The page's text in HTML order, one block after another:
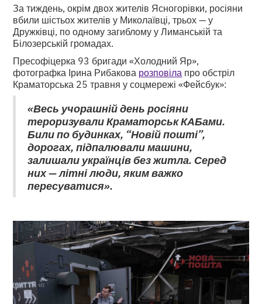
За тиждень, окрім двох жителів Ясногорівки, росіяни
вбили шістьох жителів у Миколаївці, трьох — у
Дружківці, по одному загиблому у Лиманській та
Білозерській громадах.
Пресофіцерка 93 бригади «Холодний Яр»,
фотографка Ірина Рибакова розповіла про обстріл
Краматорська 25 травня у соцмережі «Фейсбук»:
«Весь учорашній день росіяни
тероризували Краматорськ КАБами.
Били по будинках, “Новій пошті”,
дорогах, підпалювали машини,
залишали українців без житла. Серед
них — літні люди, яким важко
пересуватися».